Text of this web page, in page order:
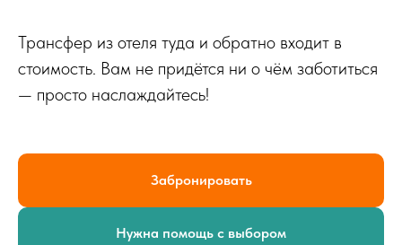
Трансфер из отеля туда и обратно входит в
стоимость. Вам не придётся ни о чём заботиться
— просто наслаждайтесь!
Забронировать
Нужна помощь с выбором